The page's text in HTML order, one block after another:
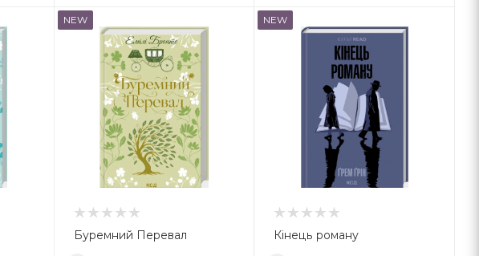
NEW
Буремний Перевал
NEW
Кінець роману